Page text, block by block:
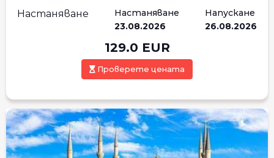
Настаняване
Настаняване
23.08.2026
Напускане
26.08.2026
129.0 EUR
Проверете цената